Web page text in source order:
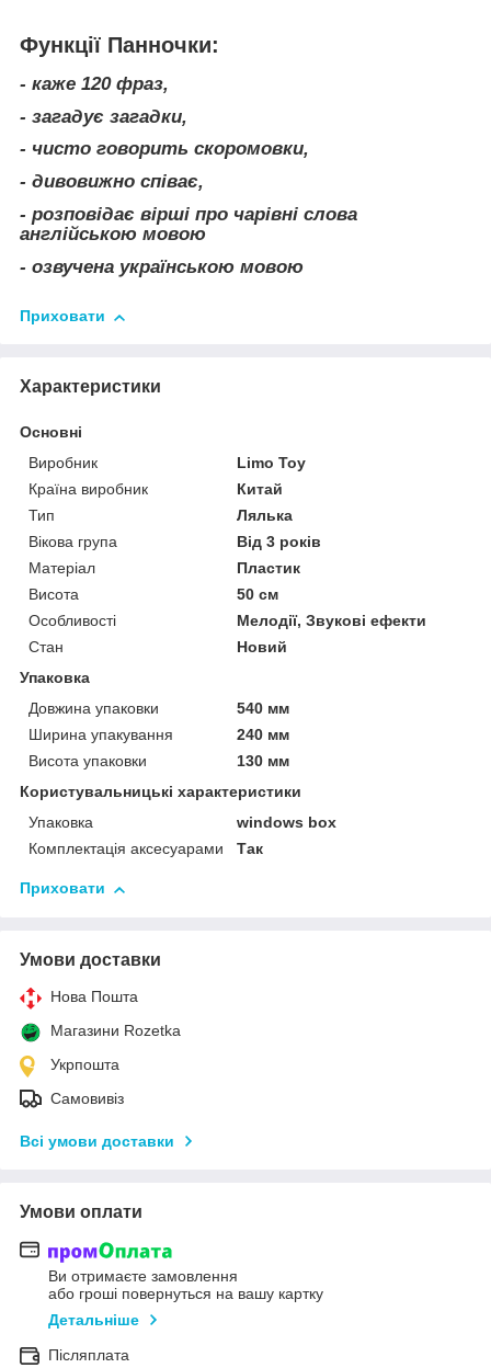
Функції Панночки:
- каже 120 фраз,
- загадує загадки,
- чисто говорить скоромовки,
- дивовижно співає,
- розповідає вірші про чарівні слова
англійською мовою
- озвучена українською мовою
Приховати
Характеристики
Основні
Виробник
Limo Toy
Країна виробник
Китай
Тип
Лялька
Вікова група
Від 3 років
Матеріал
Пластик
Висота
50 см
Особливості
Мелодії, Звукові ефекти
Стан
Новий
Упаковка
Довжина упаковки
540 мм
Ширина упакування
240 мм
Висота упаковки
130 мм
Користувальницькі характеристики
Упаковка
windows box
Комплектація аксесуарами
Так
Приховати
Умови доставки
Нова Пошта
Магазини Rozetka
Укрпошта
Самовивіз
Всі умови доставки
Умови оплати
Ви отримаєте замовлення
або гроші повернуться на вашу картку
Детальніше
Післяплата